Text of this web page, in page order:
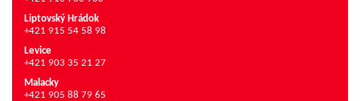
Liptovský Hrádok
+421 915 54 58 98
Levice
+421 903 35 21 27
Malacky
+421 905 88 79 65